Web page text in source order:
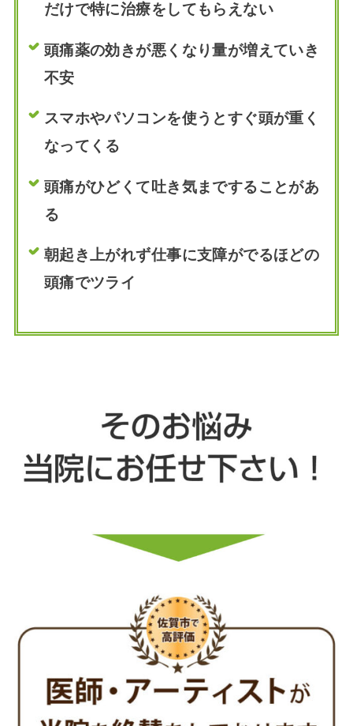
だけで特に治療をしてもらえない
頭痛薬の効きが悪くなり量が増えていき
不安
スマホやパソコンを使うとすぐ頭が重く
なってくる
頭痛がひどくて吐き気まですることがあ
る
朝起き上がれず仕事に支障がでるほどの
頭痛でツライ